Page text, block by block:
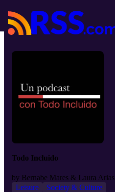
Todo Incluido
by Bernabe Mares & Laura Arias
Leisure
Society & Culture